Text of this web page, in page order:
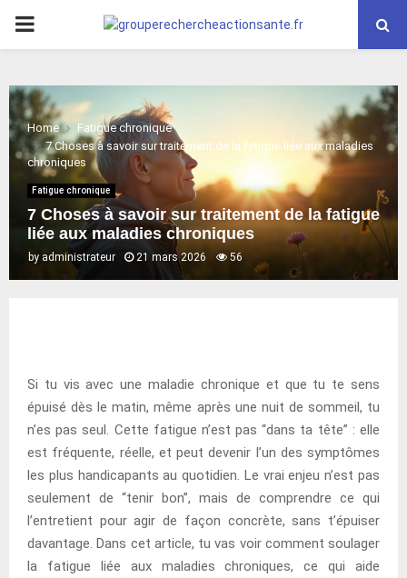
PRIMARY
Home
Fatigue chronique
7 Choses à savoir sur traitement de la fatigue liée aux maladies
chroniques
Fatigue chronique
7 Choses à savoir sur traitement de la fatigue
liée aux maladies chroniques
by administrateur 21 mars 2026 56
Si tu vis avec une maladie chronique et que tu te sens
épuisé dès le matin, même après une nuit de sommeil, tu
n’es pas seul. Cette fatigue n’est pas “dans ta tête” : elle
est fréquente, réelle, et peut devenir l’un des symptômes
les plus handicapants au quotidien. Le vrai enjeu n’est pas
seulement de “tenir bon”, mais de comprendre ce qui
l’entretient pour agir de façon concrète, sans t’épuiser
davantage. Dans cet article, tu vas voir comment soulager
la fatigue liée aux maladies chroniques, ce qui aide